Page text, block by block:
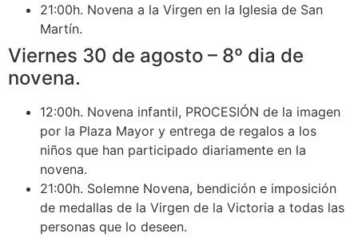
21:00h. Novena a la Virgen en la Iglesia de San
Martín.
Viernes 30 de agosto – 8º dia de
novena.
12:00h. Novena infantil, PROCESIÓN de la imagen
por la Plaza Mayor y entrega de regalos a los
niños que han participado diariamente en la
novena.
21:00h. Solemne Novena, bendición e imposición
de medallas de la Virgen de la Victoria a todas las
personas que lo deseen.